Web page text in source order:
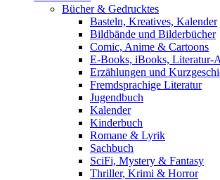
Bücher & Gedrucktes
Basteln, Kreatives, Kalender
Bildbände und Bilderbücher
Comic, Anime & Cartoons
E-Books, iBooks, Literatur-
Erzählungen und
Fremdsprachige Literatur
Jugendbuch
Kalender
Kinderbuch
Romane & Lyrik
Sachbuch
SciFi, Mystery & Fantasy
Thriller, Krimi & Horror